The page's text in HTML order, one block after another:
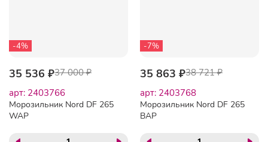
-4%
35 536 ₽37 000 ₽
арт: 2403766
Морозильник Nord DF 265
WAP
-7%
35 863 ₽38 721 ₽
арт: 2403768
Морозильник Nord DF 265
BAP